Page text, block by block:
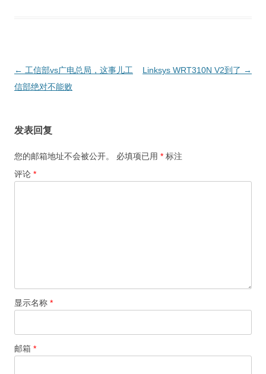
文
章
← 工信部vs广电总局，这事儿工
信部绝对不能败
Linksys WRT310N V2到了 →
发表回复
您的邮箱地址不会被公开。 必填项已用 * 标注
评论 *
显示名称 *
邮箱 *